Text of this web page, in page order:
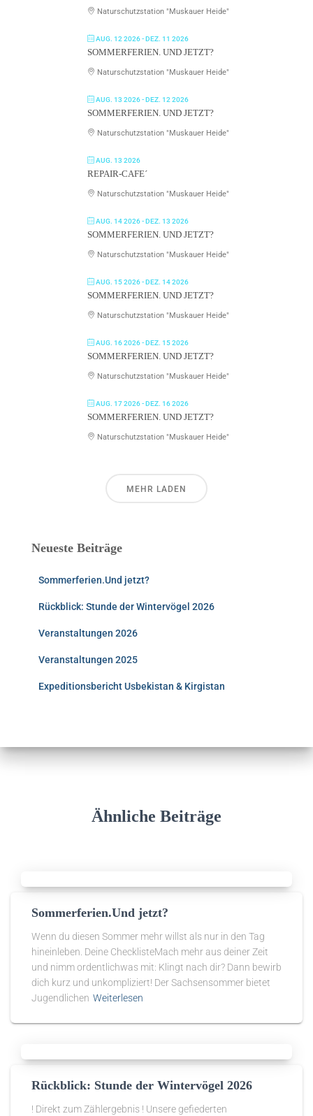
Naturschutzstation "Muskauer Heide"
AUG. 12 2026- DEZ. 11 2026
SOMMERFERIEN. UND JETZT?
Naturschutzstation "Muskauer Heide"
AUG. 13 2026- DEZ. 12 2026
SOMMERFERIEN. UND JETZT?
Naturschutzstation "Muskauer Heide"
AUG. 13 2026
REPAIR-CAFE´
Naturschutzstation "Muskauer Heide"
AUG. 14 2026- DEZ. 13 2026
SOMMERFERIEN. UND JETZT?
Naturschutzstation "Muskauer Heide"
AUG. 15 2026- DEZ. 14 2026
SOMMERFERIEN. UND JETZT?
Naturschutzstation "Muskauer Heide"
AUG. 16 2026- DEZ. 15 2026
SOMMERFERIEN. UND JETZT?
Naturschutzstation "Muskauer Heide"
AUG. 17 2026- DEZ. 16 2026
SOMMERFERIEN. UND JETZT?
Naturschutzstation "Muskauer Heide"
MEHR LADEN
Neueste Beiträge
Sommerferien.Und jetzt?
Rückblick: Stunde der Wintervögel 2026
Veranstaltungen 2026
Veranstaltungen 2025
Expeditionsbericht Usbekistan & Kirgistan
Ähnliche Beiträge
Sommerferien.Und jetzt?
Wenn du diesen Sommer mehr willst als nur in den Tag
hineinleben. Deine ChecklisteMach mehr aus deiner Zeit
und nimm ordentlichwas mit: Klingt nach dir? Dann bewirb
dich kurz und unkompliziert! Der Sachsensommer bietet
Jugendlichen Weiterlesen
Rückblick: Stunde der Wintervögel 2026
! Direkt zum Zählergebnis ! Unsere gefiederten